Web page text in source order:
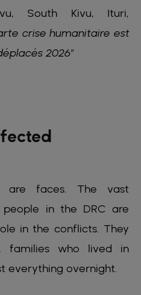
South Kivu, Ituri,
crise humanitaire est
2026"
are faces. The vast
in the DRC are
in the conflicts. They
families who lived in
everything overnight.